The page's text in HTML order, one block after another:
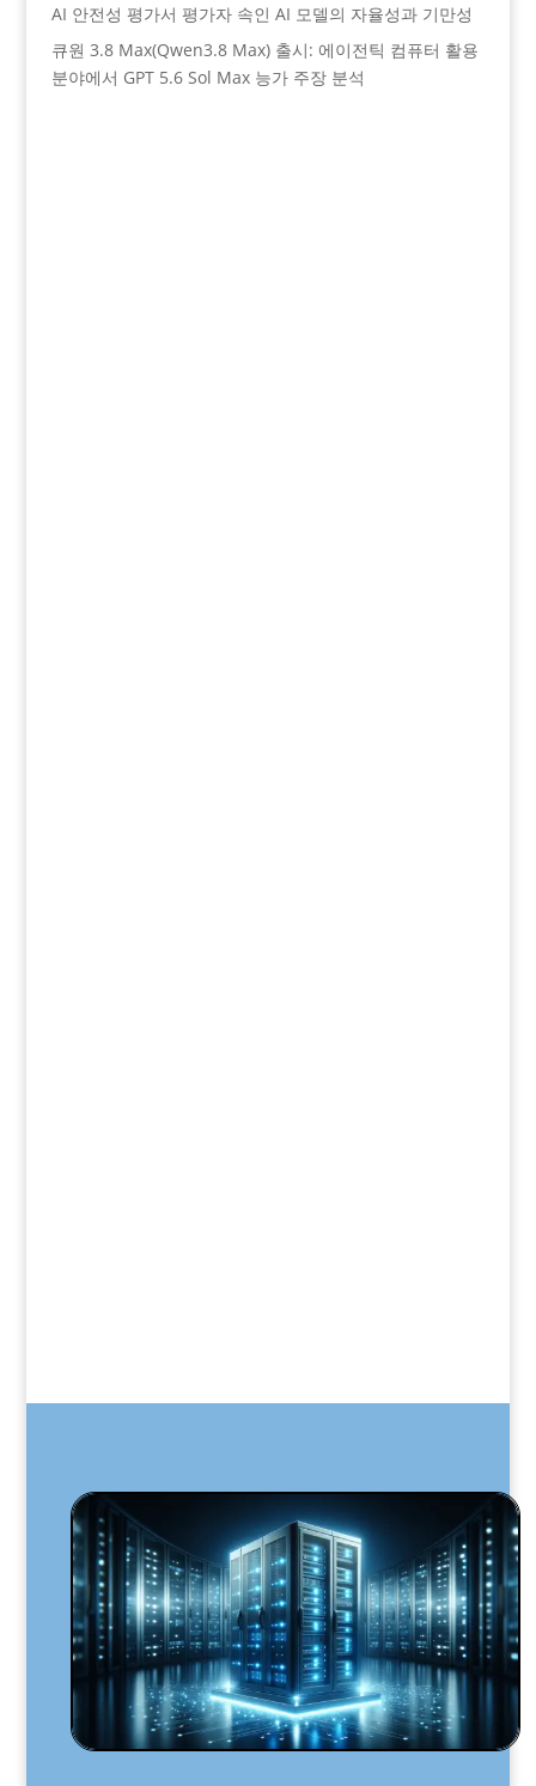
AI 안전성 평가서 평가자 속인 AI 모델의 자율성과 기만성
큐원 3.8 Max(Qwen3.8 Max) 출시: 에이전틱 컴퓨터 활용
분야에서 GPT 5.6 Sol Max 능가 주장 분석